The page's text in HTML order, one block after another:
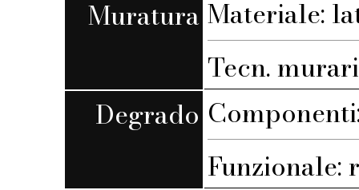
Muratura Materiale:
Tecn.
Degrado
Funzionale: